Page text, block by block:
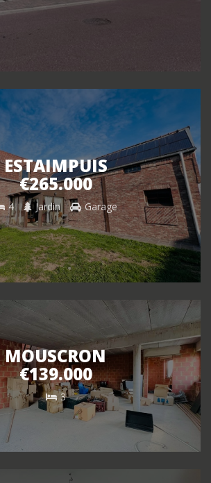
ESTAIMPUIS
€265.000
4 Jardin Garage
MOUSCRON
€139.000
3